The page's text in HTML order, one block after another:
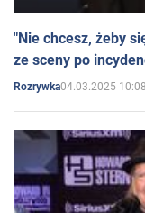
"Nie chcesz, żeby
ze sceny po
Rozrywka04.03.2025 10:08